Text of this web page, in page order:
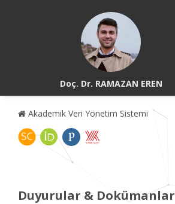
Doç. Dr. RAMAZAN EREN
Akademik Veri Yönetim Sistemi
Duyurular & Dokümanlar